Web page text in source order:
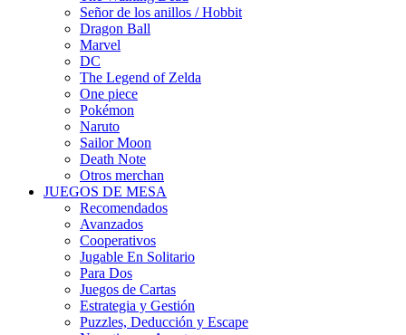
Señor de los anillos / Hobbit
Dragon Ball
Marvel
DC
The Legend of Zelda
One piece
Pokémon
Naruto
Sailor Moon
Death Note
Otros merchan
JUEGOS DE MESA
Recomendados
Avanzados
Cooperativos
Jugable En Solitario
Para Dos
Juegos de Cartas
Estrategia y Gestión
Puzzles, Deducción y Escape